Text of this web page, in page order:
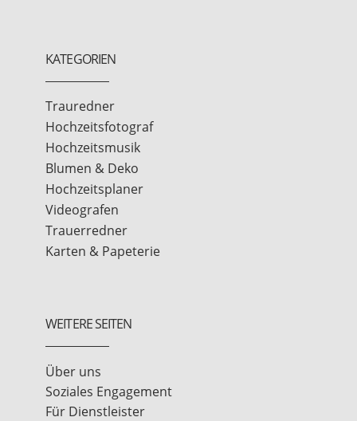
KATEGORIEN
Trauredner
Hochzeitsfotograf
Hochzeitsmusik
Blumen & Deko
Hochzeitsplaner
Videografen
Trauerredner
Karten & Papeterie
WEITERE SEITEN
Über uns
Soziales Engagement
Für Dienstleister